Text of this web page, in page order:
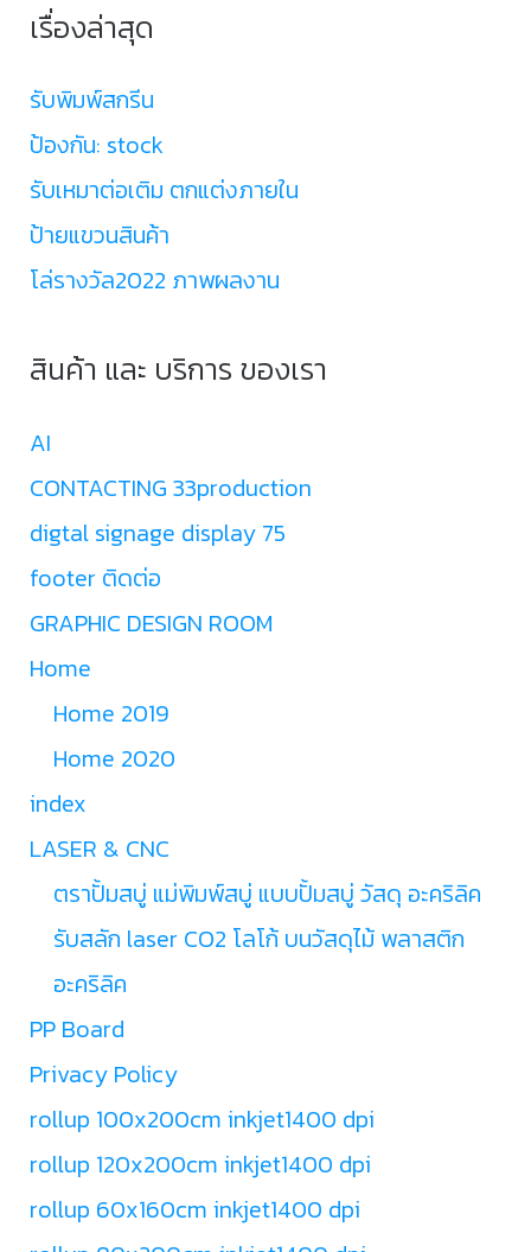
เรื่องล่าสุด
รับพิมพ์สกรีน
ป้องกัน: stock
รับเหมาต่อเติม ตกแต่งภายใน
ป้ายแขวนสินค้า
โล่รางวัล2022 ภาพผลงาน
สินค้า และ บริการ ของเรา
AI
CONTACTING 33production
digtal signage display 75
footer ติดต่อ
GRAPHIC DESIGN ROOM
Home
Home 2019
Home 2020
index
LASER & CNC
ตราปั้มสบู่ แม่พิมพ์สบู่ แบบปั้มสบู่ วัสดุ อะคริลิค
รับสลัก laser CO2 โลโก้ บนวัสดุไม้ พลาสติก
อะคริลิค
PP Board
Privacy Policy
rollup 100x200cm inkjet1400 dpi
rollup 120x200cm inkjet1400 dpi
rollup 60x160cm inkjet1400 dpi